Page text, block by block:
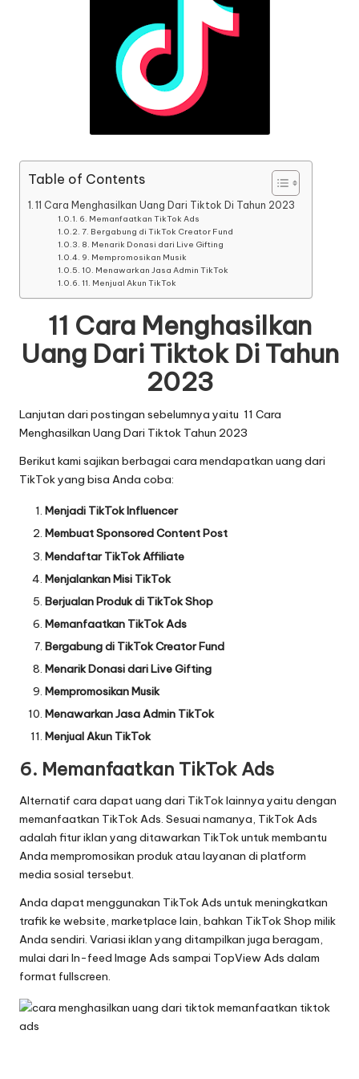
Table of Contents
11 Cara Menghasilkan Uang Dari Tiktok Di Tahun 2023
6. Memanfaatkan TikTok Ads
7. Bergabung di TikTok Creator Fund
8. Menarik Donasi dari Live Gifting
9. Mempromosikan Musik
10. Menawarkan Jasa Admin TikTok
11. Menjual Akun TikTok
11 Cara Menghasilkan
Uang Dari Tiktok Di Tahun
2023
Lanjutan dari postingan sebelumnya yaitu 11 Cara
Menghasilkan Uang Dari Tiktok Tahun 2023
Berikut kami sajikan berbagai cara mendapatkan uang dari
TikTokyang bisa Anda coba:
Menjadi TikTok Influencer
Membuat Sponsored Content Post
Mendaftar TikTok Affiliate
Menjalankan Misi TikTok
Berjualan Produk di TikTok Shop
Memanfaatkan TikTok Ads
Bergabung di TikTok Creator Fund
Menarik Donasi dari Live Gifting
Mempromosikan Musik
Menawarkan Jasa Admin TikTok
Menjual Akun TikTok
6. Memanfaatkan TikTok Ads
Alternatif cara dapat uang dari TikTok lainnya yaitu dengan
memanfaatkan TikTok Ads. Sesuai namanya, TikTok Ads
adalah fitur iklan yang ditawarkan TikTok untuk membantu
Anda mempromosikan produk atau layanan di platform
media sosial tersebut.
Anda dapat menggunakan TikTok Ads untuk meningkatkan
trafik ke website, marketplace lain, bahkan TikTok Shop milik
Anda sendiri. Variasi iklan yang ditampilkan juga beragam,
mulai dari In-feed Image Ads sampai TopView Ads dalam
format fullscreen.